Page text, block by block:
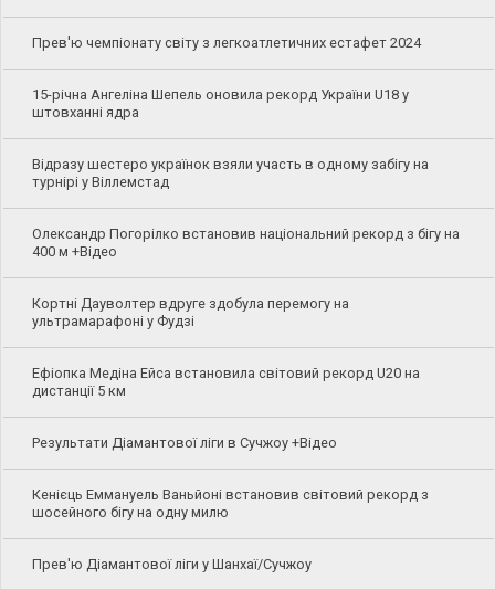
Прев'ю чемпіонату світу з легкоатлетичних естафет 2024
15-річна Ангеліна Шепель оновила рекорд України U18 у
штовханні ядра
Відразу шестеро українок взяли участь в одному забігу на
турнірі у Віллемстад
Олександр Погорілко встановив національний рекорд з бігу на
400 м +Відео
Кортні Дауволтер вдруге здобула перемогу на
ультрамарафоні у Фудзі
Ефіопка Медіна Ейса встановила світовий рекорд U20 на
дистанції 5 км
Результати Діамантової ліги в Сучжоу +Відео
Кенієць Еммануель Ваньйоні встановив світовий рекорд з
шосейного бігу на одну милю
Прев'ю Діамантової ліги у Шанхаї/Сучжоу